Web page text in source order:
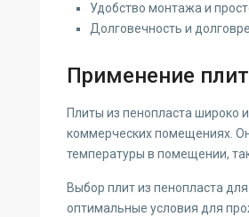
Удобство монтажа и
Долговечность и
Применение
Плиты из пенопласта широко
коммерческих помещениях.
температуры в помещении,
Выбор плит из пенопласта
оптимальные условия для